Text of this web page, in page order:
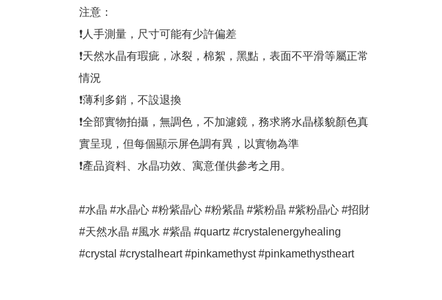
注意：
❗人手測量，尺寸可能有少許偏差
❗天然水晶有瑕疵，冰裂，棉絮，黑點，表面不平滑等屬正常
情況
❗薄利多銷，不設退換
❗全部實物拍攝，無調色，不加濾鏡，務求將水晶樣貌顏色真
實呈現，但每個顯示屏色調有異，以實物為準
❗產品資料、水晶功效、寓意僅供參考之用。
#水晶 #水晶心 #粉紫晶心 #粉紫晶 #紫粉晶 #紫粉晶心 #招財
#天然水晶 #風水 #紫晶 #quartz #crystalenergyhealing
#crystal #crystalheart #pinkamethyst #pinkamethystheart